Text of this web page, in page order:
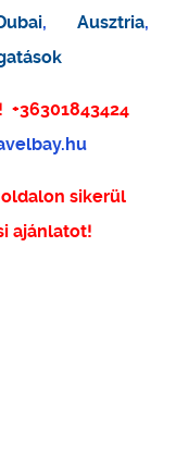
,Ausztria,
+36301843424
sikerül
ajánlatot!